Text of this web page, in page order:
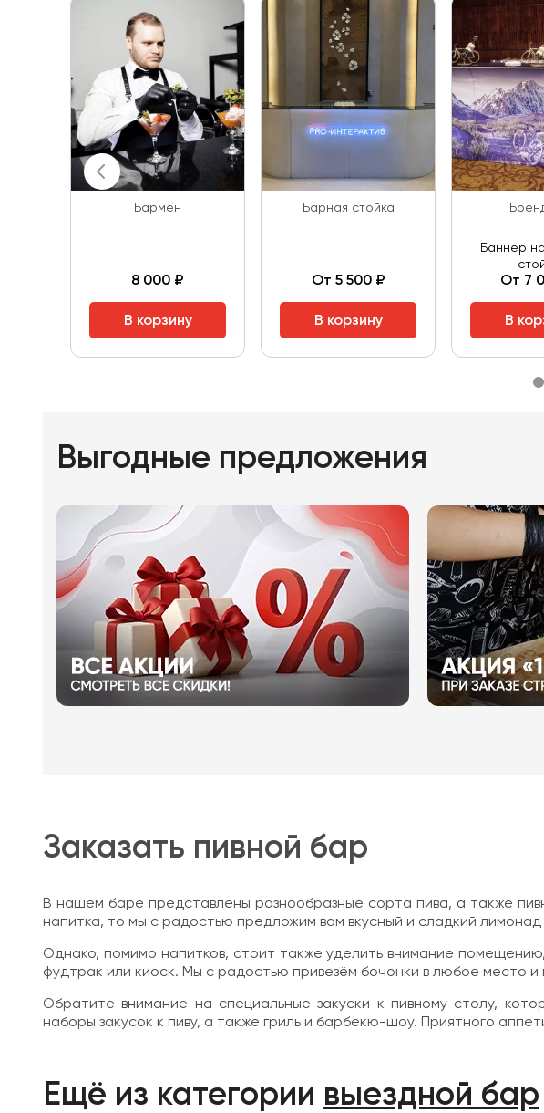
Бармен
8 000 ₽
В корзину
Барная стойка
От 5 500 ₽
В корзину
Баннер
От 7
В
Выгодные предложения
Заказать пивной бар
В нашем баре представлены разнообразные сорта пива, а также
напитка, то мы с радостью предложим вам вкусный и сладкий лимонад
Однако, помимо напитков, стоит также уделить внимание
фудтрак или киоск. Мы с радостью привезём бочонки в любое место и
Обратите внимание на специальные закуски к пивному столу,
наборы закусок к пиву, а также гриль и барбекю-шоу. Приятного
Ещё из категории выездной бар